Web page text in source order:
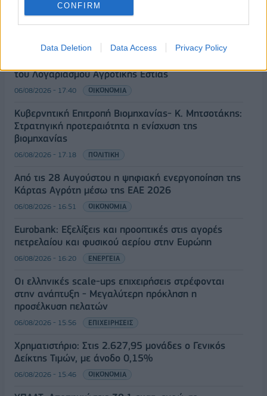
CONFIRM
Data Deletion Data Access Privacy Policy
Χρηματιστήριο: Πτώση κατά 0,59%, στα 320,42
εκατ. ευρώ ο τζίρος
του Λογαριασμού Αγροτικής Εστίας
06/08/2026 - 17:40 ΟΙΚΟΝΟΜΙΑ
Κυβερνητική Επιτροπή Βιομηχανίας- Κ. Μητσοτάκης:
Στρατηγική προτεραιότητα η ενίσχυση της
βιομηχανίας
06/08/2026 - 17:18 ΠΟΛΙΤΙΚΗ
Από τις 28 Αυγούστου η ψηφιακή ενεργοποίηση της
Κάρτας Αγρότη μέσω της ΕΑΕ 2026
06/08/2026 - 16:51 ΟΙΚΟΝΟΜΙΑ
Eurobank: Εξελίξεις και προοπτικές στις αγορές
πετρελαίου και φυσικού αερίου στην Ευρώπη
06/08/2026 - 16:20 ΕΝΕΡΓΕΙΑ
Οι ελληνικές scale-ups επιχειρήσεις στρέφονται
στην ανάπτυξη - Μεγαλύτερη πρόκληση η
προσέλκυση πελατών
06/08/2026 - 15:56 ΕΠΙΧΕΙΡΗΣΕΙΣ
Χρηματιστήριο: Στις 2.627,95 μονάδες ο Γενικός
Δείκτης Τιμών, με άνοδο 0,15%
06/08/2026 - 15:46 ΟΙΚΟΝΟΜΙΑ